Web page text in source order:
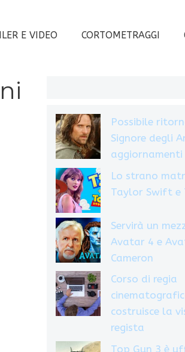
E VIDEO CORTOMETRAGGI
Possibile
Signore degli
aggiornamenti
Lo strano
Taylor Swift e
Servirà un
Avatar 4 e
Cameron
Corso di regia
costruisce la
regista
Top Gun 3 è